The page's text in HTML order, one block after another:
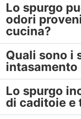
Lo spurgo
odori
cucina?
Quali sono i
intasamento
Lo spurgo
di caditoie e